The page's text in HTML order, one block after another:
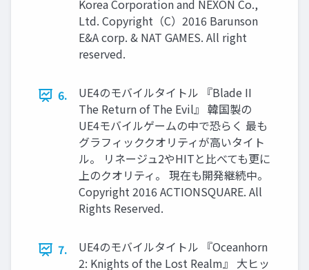
Korea Corporation and NEXON Co.,
Ltd. Copyright（C）2016 Barunson
E&A corp. & NAT GAMES. All right
reserved.
6.
UE4のモバイルタイトル 『Blade II
The Return of The Evil』 韓国製の
UE4モバイルゲームの中で恐らく 最も
グラフィッククオリティが高いタイト
ル。 リネージュ2やHITと比べても更に
上のクオリティ。 現在も開発継続中。
Copyright 2016 ACTIONSQUARE. All
Rights Reserved.
7.
UE4のモバイルタイトル 『Oceanhorn
2: Knights of the Lost Realm』 大ヒッ